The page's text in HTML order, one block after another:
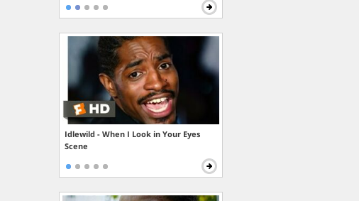
Idlewild - When I Look in Your Eyes
Scene